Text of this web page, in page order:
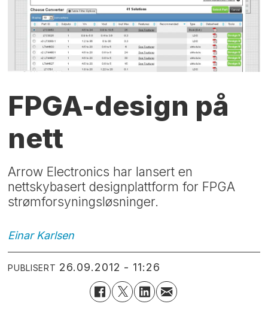
FPGA-design på
nett
Arrow Electronics har lansert en
nettskybasert designplattform for FPGA
strømforsyningsløsninger.
Einar Karlsen
PUBLISERT 26.09.2012 - 11:26